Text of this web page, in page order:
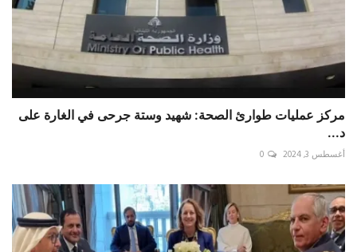
مركز عمليات طوارئ الصحة: شهيد وستة جرحى في الغارة على
د...
أغسطس 3, 2024 0